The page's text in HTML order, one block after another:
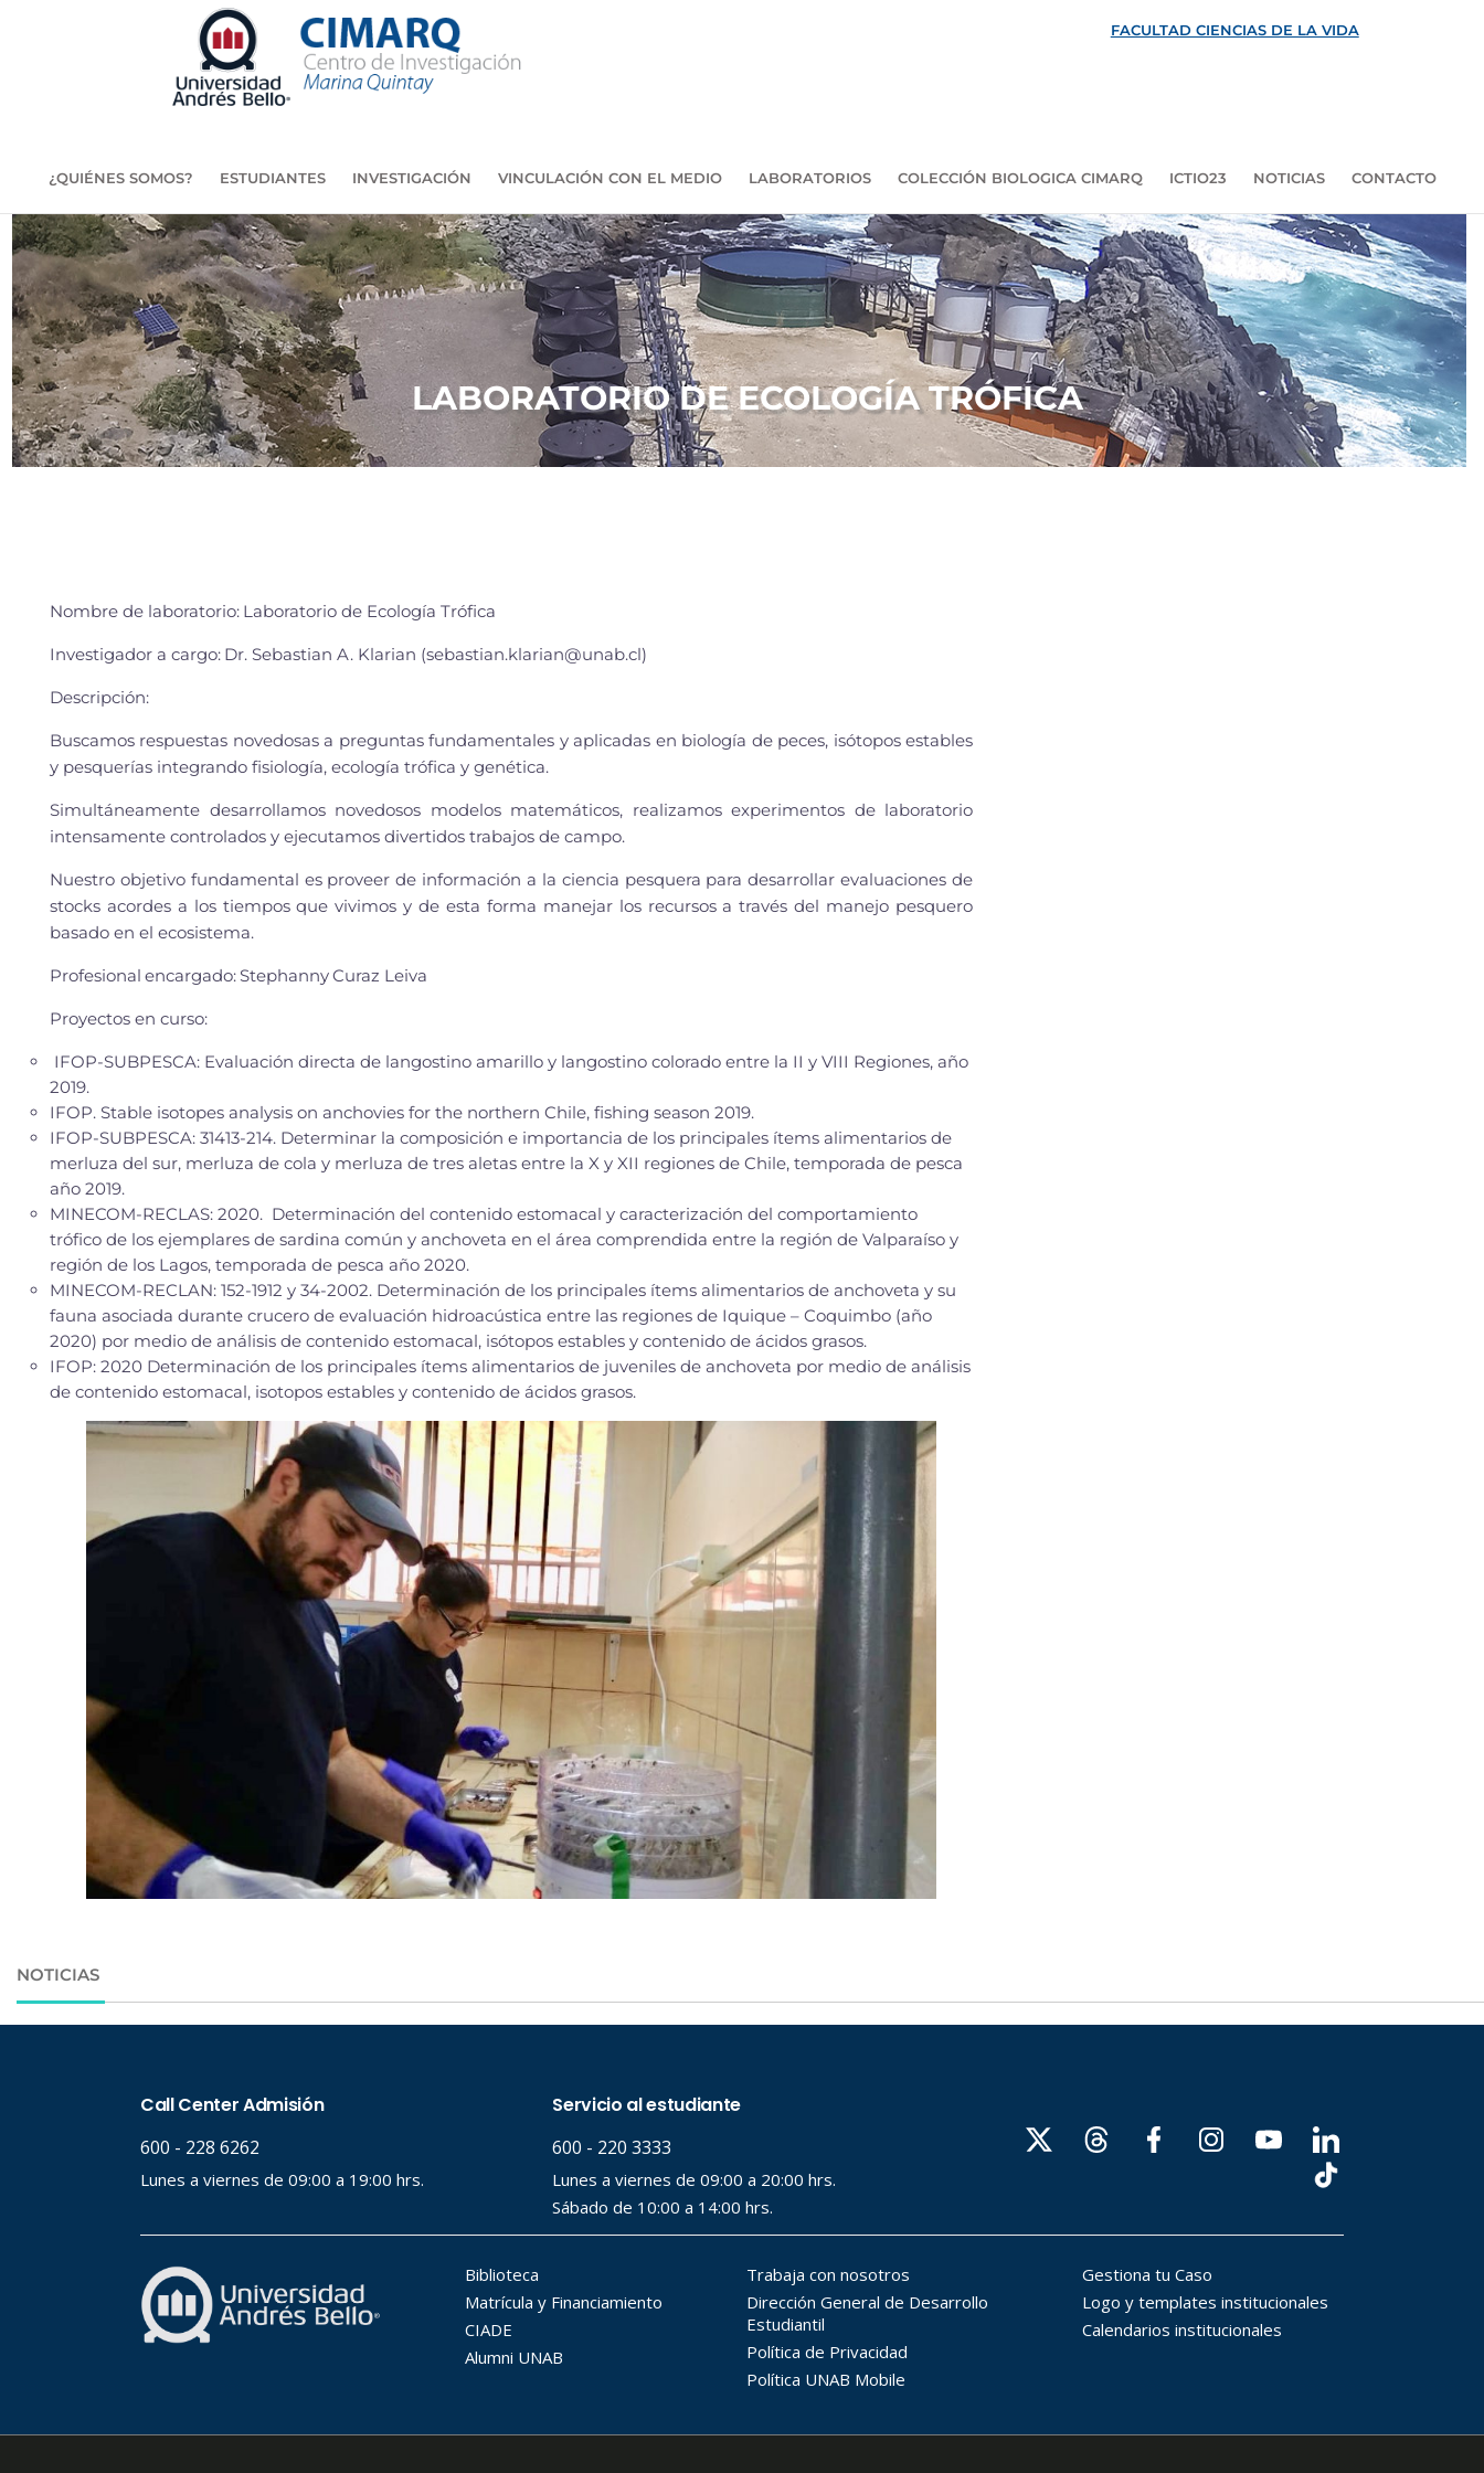
FACULTAD CIENCIAS DE LA VIDA
¿QUIÉNES SOMOS? ESTUDIANTES INVESTIGACIÓN VINCULACIÓN CON EL MEDIO LABORATORIOS COLECCIÓN BIOLOGICA CIMARQ ICTIO23 NOTICIAS CONTACTO
LABORATORIO DE ECOLOGÍA TRÓFICA
Nombre de laboratorio: Laboratorio de Ecología Trófica
Investigador a cargo: Dr. Sebastian A. Klarian (sebastian.klarian@unab.cl)
Descripción:
Buscamos respuestas novedosas a preguntas fundamentales y aplicadas en biología de peces, isótopos estables
y pesquerías integrando fisiología, ecología trófica y genética.
Simultáneamente desarrollamos novedosos modelos matemáticos, realizamos experimentos de laboratorio
intensamente controlados y ejecutamos divertidos trabajos de campo.
Nuestro objetivo fundamental es proveer de información a la ciencia pesquera para desarrollar evaluaciones de
stocks acordes a los tiempos que vivimos y de esta forma manejar los recursos a través del manejo pesquero
basado en el ecosistema.
Profesional encargado: StephannyCuraz Leiva
Proyectos en curso:
IFOP-SUBPESCA: Evaluación directa de langostino amarillo y langostino colorado entre la II y VIII Regiones, año
2019.
IFOP. Stable isotopes analysis on anchovies for the northern Chile, fishing season 2019.
IFOP-SUBPESCA: 31413-214. Determinar la composición e importancia de los principales ítems alimentarios de
merluza del sur, merluza de cola y merluza de tres aletas entre la X y XII regiones de Chile, temporada de pesca
año 2019.
MINECOM-RECLAS: 2020. Determinación del contenido estomacal y caracterización del comportamiento
trófico de los ejemplares de sardina común y anchoveta en el área comprendida entre la región de Valparaíso y
región de los Lagos, temporada de pesca año 2020.
MINECOM-RECLAN: 152-1912 y 34-2002. Determinación de los principales ítems alimentarios de anchoveta y su
fauna asociada durante crucero de evaluación hidroacústica entre las regiones de Iquique – Coquimbo (año
2020) por medio de análisis de contenido estomacal, isótopos estables y contenido de ácidos grasos.
IFOP: 2020 Determinación de los principales ítems alimentarios de juveniles de anchoveta por medio de análisis
de contenido estomacal, isotopos estables y contenido de ácidos grasos.
NOTICIAS